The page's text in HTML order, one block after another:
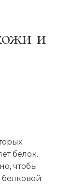
и
белок.
чтобы